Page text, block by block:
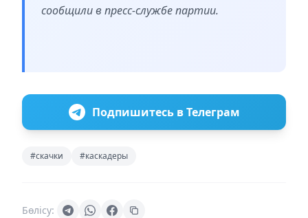
сообщили в пресс-службе партии.
Подпишитесь в Телеграм
#скачки #каскадеры
Бөлісу: